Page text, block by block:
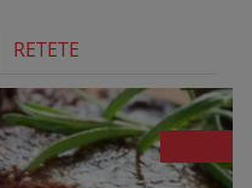
RETETE